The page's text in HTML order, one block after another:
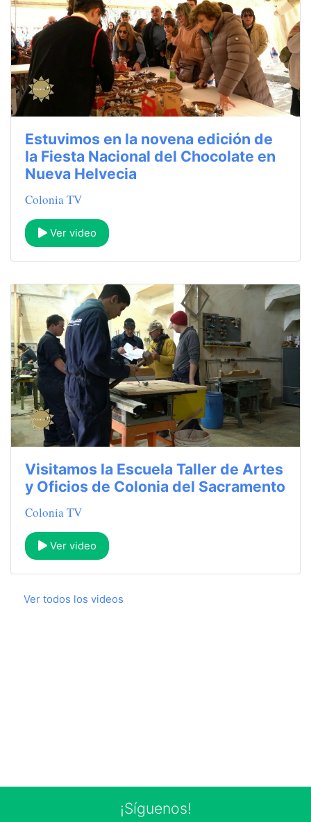
Estuvimos en la novena edición de
la Fiesta Nacional del Chocolate en
Nueva Helvecia
Colonia TV
Ver video
Visitamos la Escuela Taller de Artes
y Oficios de Colonia del Sacramento
Colonia TV
Ver video
Ver todos los videos
¡Síguenos!